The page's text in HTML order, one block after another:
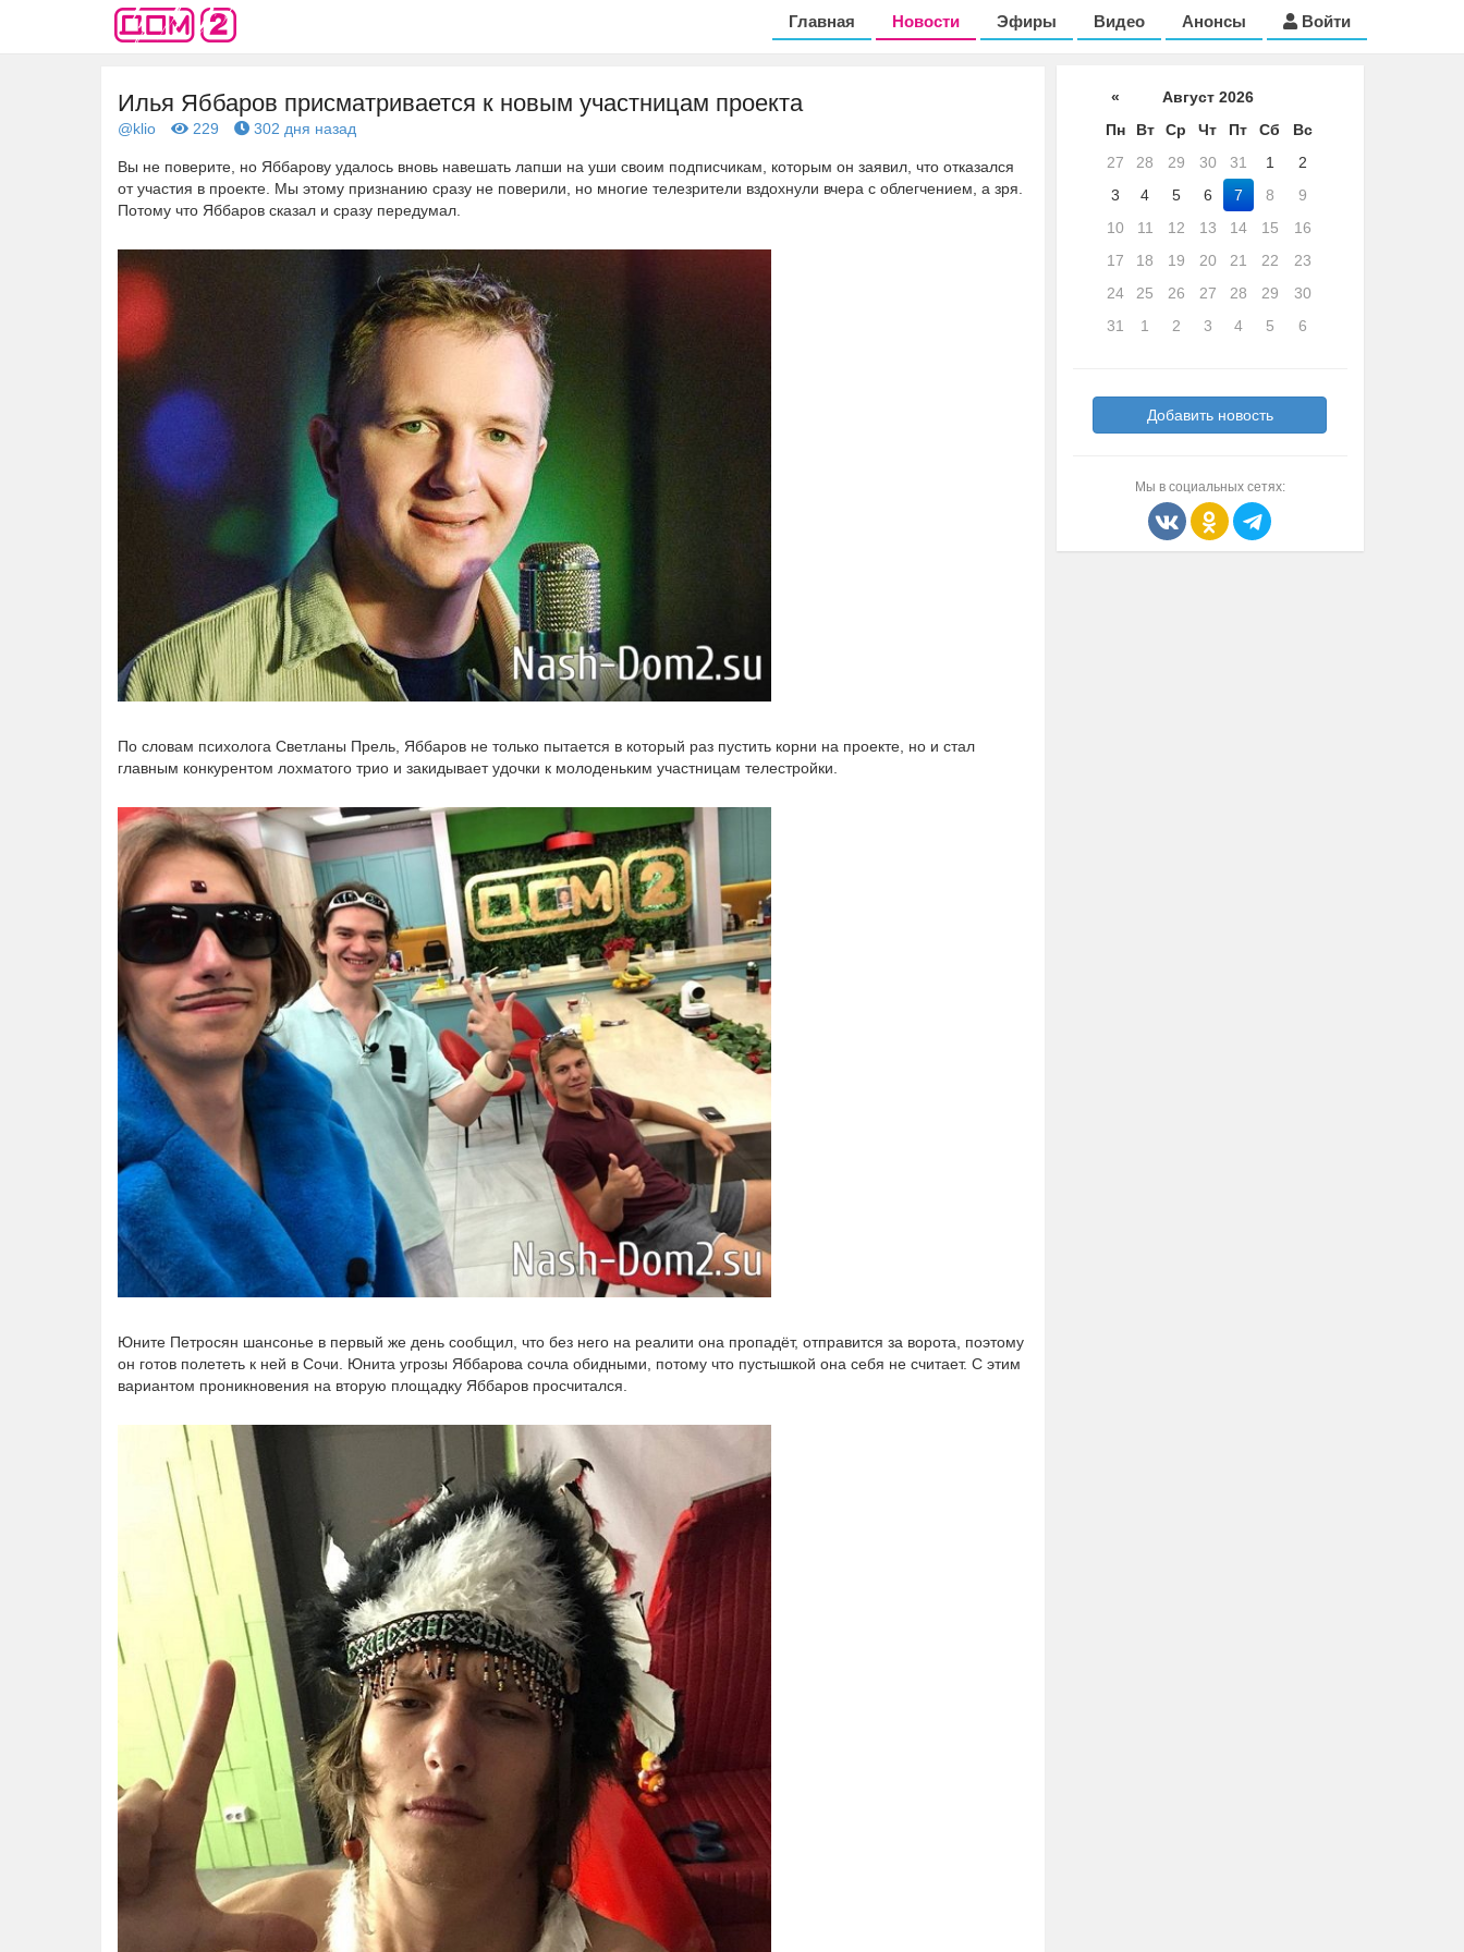
Главная Новости Эфиры Видео Анонсы Войти
Илья Яббаров присматривается к новым участницам проекта
@klio 229 302 дня назад
Вы не поверите, но Яббарову удалось вновь навешать лапши на уши своим подписчикам, которым он заявил, что отказался
от участия в проекте. Мы этому признанию сразу не поверили, но многие телезрители вздохнули вчера с облегчением, а зря.
Потому что Яббаров сказал и сразу передумал.
По словам психолога Светланы Прель, Яббаров не только пытается в который раз пустить корни на проекте, но и стал
главным конкурентом лохматого трио и закидывает удочки к молоденьким участницам телестройки.
Юните Петросян шансонье в первый же день сообщил, что без него на реалити она пропадёт, отправится за ворота, поэтому
он готов полететь к ней в Сочи. Юнита угрозы Яббарова сочла обидными, потому что пустышкой она себя не считает. С этим
вариантом проникновения на вторую площадку Яббаров просчитался.
«
Август 2026
Пн
Вт Ср Чт Пт Сб
Вс
27
28 29 30 31 1
2
3
4 5 6 7 8
9
10
11 12 13 14 15
16
17
18 19 20 21 22
23
24
25 26 27 28 29
30
31
1 2 3 4 5 6
Добавить новость
Мы в социальных сетях: